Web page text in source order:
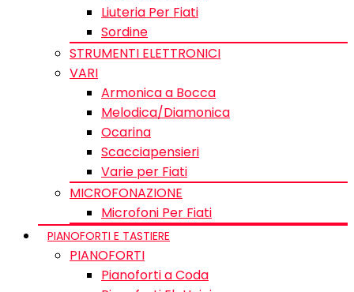
Liuteria Per Fiati
Sordine
STRUMENTI ELETTRONICI
VARI
Armonica a Bocca
Melodica/Diamonica
Ocarina
Scacciapensieri
Varie per Fiati
MICROFONAZIONE
Microfoni Per Fiati
PIANOFORTI E TASTIERE
PIANOFORTI
Pianoforti a Coda